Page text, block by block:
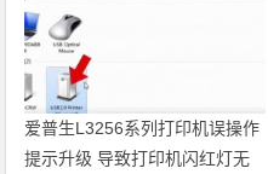
爱普生L3256系列打印机误操作
提示升级 导致打印机闪红灯无